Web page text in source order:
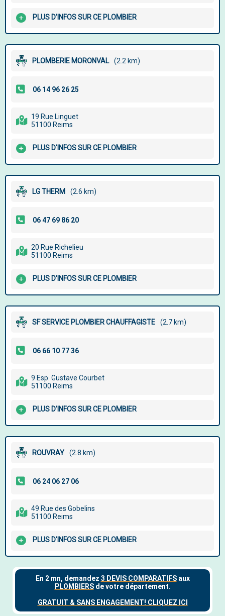
PLUS D'INFOS SUR CE PLOMBIER
PLOMBERIE MORONVAL (2.2 km)
19 Rue Linguet
51100 Reims
PLUS D'INFOS SUR CE PLOMBIER
LG THERM (2.6 km)
20 Rue Richelieu
51100 Reims
PLUS D'INFOS SUR CE PLOMBIER
SF SERVICE PLOMBIER CHAUFFAGISTE (2.7 km)
9 Esp. Gustave Courbet
51100 Reims
PLUS D'INFOS SUR CE PLOMBIER
ROUVRAY (2.8 km)
49 Rue des Gobelins
51100 Reims
PLUS D'INFOS SUR CE PLOMBIER